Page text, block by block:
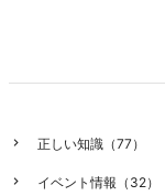
正しい知識（77）
イベント情報（32）